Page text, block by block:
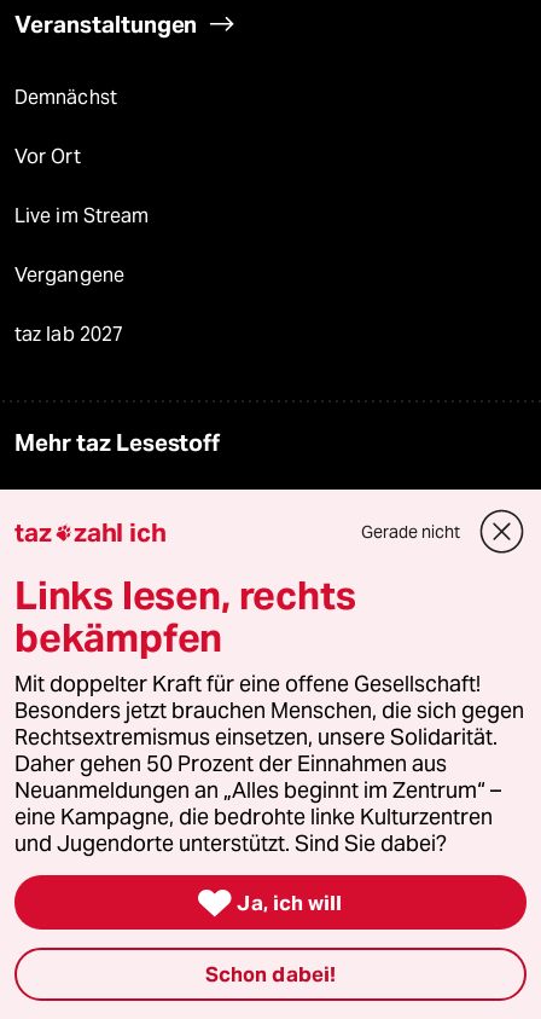
Veranstaltungen
Demnächst
Vor Ort
Live im Stream
Vergangene
taz lab 2027
Mehr taz Lesestoff
taz Blogs
taz FUTURZWEI
Le Monde diplomatique
taz Archiv
Mehr taz Angebote
Reisen
Kantine
Shop
taz zahl ich Gerade nicht
Links lesen, rechts
bekämpfen
Mit doppelter Kraft für eine offene Gesellschaft!
Besonders jetzt brauchen Menschen, die sich gegen
Rechtsextremismus einsetzen, unsere Solidarität.
Daher gehen 50 Prozent der Einnahmen aus
Neuanmeldungen an „Alles beginnt im Zentrum“ –
eine Kampagne, die bedrohte linke Kulturzentren
und Jugendorte unterstützt. Sind Sie dabei?
 Ja, ich will
Schon dabei!